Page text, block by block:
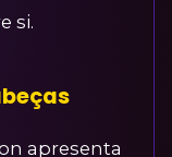
si.
apresenta